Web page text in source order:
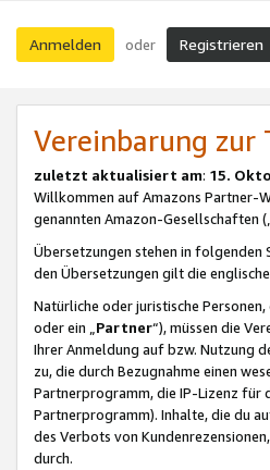
Anmelden oder Registrieren
Vereinbarung zur
zuletzt aktualisiert am: 15.
Willkommen auf Amazons Partner-
genannten Amazon-Gesellschaften
Übersetzungen stehen in folgenden
den Übersetzungen gilt die englische
Natürliche oder juristische
oder ein „Partner“), müssen die
Ihrer Anmeldung auf bzw. Nutzung
zu, die durch Bezugnahme einen
Partnerprogramm, die IP-Lizenz für
Partnerprogramm). Inhalte, die du
des Verbots von
durch.